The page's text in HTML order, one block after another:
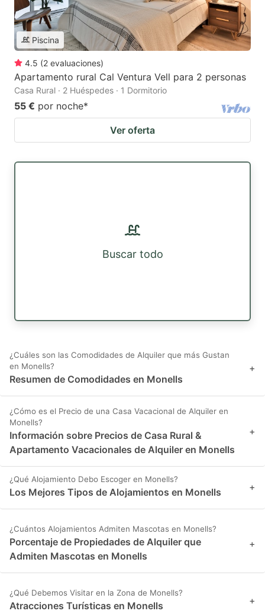
Piscina
4.5 (2 evaluaciones)
Apartamento rural Cal Ventura Vell para 2 personas
Casa Rural · 2 Huéspedes · 1 Dormitorio
55 € por noche*
Ver oferta
Buscar todo
¿Cuáles son las Comodidades de Alquiler que más Gustan
en Monells?
Resumen de Comodidades en Monells
+
¿Cómo es el Precio de una Casa Vacacional de Alquiler en
Monells?
Información sobre Precios de Casa Rural &
Apartamento Vacacionales de Alquiler en Monells
+
¿Qué Alojamiento Debo Escoger en Monells?
Los Mejores Tipos de Alojamientos en Monells +
¿Cuántos Alojamientos Admiten Mascotas en Monells?
Porcentaje de Propiedades de Alquiler que
Admiten Mascotas en Monells
+
¿Qué Debemos Visitar en la Zona de Monells?
Atracciones Turísticas en Monells +